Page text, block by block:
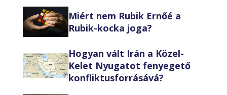
Miért nem Rubik Ernőé a
Rubik-kocka joga?
Hogyan vált Irán a Közel-
Kelet Nyugatot fenyegető
konfliktusforrásává?